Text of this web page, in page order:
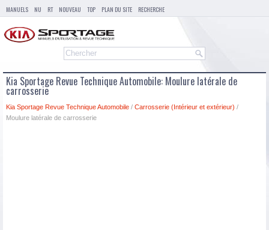
MANUELS NU RT NOUVEAU TOP PLAN DU SITE RECHERCHE
Kia Sportage Revue Technique Automobile: Moulure latérale de
carrosserie
Kia Sportage Revue Technique Automobile / Carrosserie (Intérieur et extérieur) /
Moulure latérale de carrosserie